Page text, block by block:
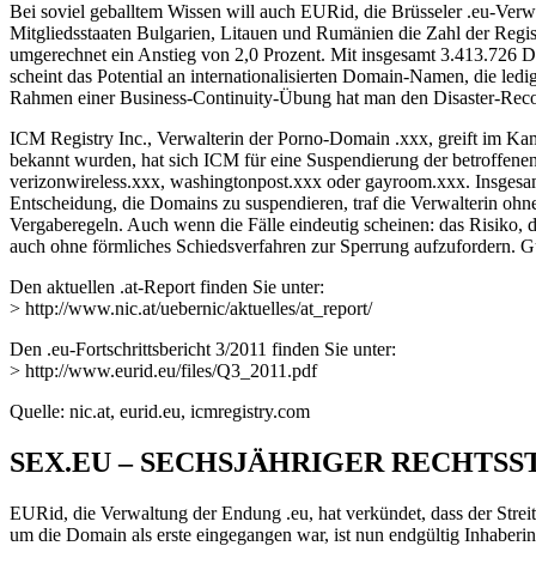
Bei soviel geballtem Wissen will auch EURid, die Brüsseler .eu-
Mitgliedsstaaten Bulgarien, Litauen und Rumänien die Zahl der
umgerechnet ein Anstieg von 2,0 Prozent. Mit insgesamt 3.413.726
scheint das Potential an internationalisierten Domain-Namen, die
Rahmen einer Business-Continuity-Übung hat man den Disaster-
ICM Registry Inc., Verwalterin der Porno-Domain .xxx, greift im
bekannt wurden, hat sich ICM für eine Suspendierung der
verizonwireless.xxx, washingtonpost.xxx oder gayroom.xxx.
Entscheidung, die Domains zu suspendieren, traf die Verwalterin
Vergaberegeln. Auch wenn die Fälle eindeutig scheinen: das
auch ohne förmliches Schiedsverfahren zur Sperrung aufzufordern.
Den aktuellen .at-Report finden Sie unter:
> http://www.nic.at/uebernic/aktuelles/at_report/
Den .eu-Fortschrittsbericht 3/2011 finden Sie unter:
> http://www.eurid.eu/files/Q3_2011.pdf
Quelle: nic.at, eurid.eu, icmregistry.com
SEX.EU – SECHSJÄHRIGER
EURid, die Verwaltung der Endung .eu, hat verkündet, dass der
um die Domain als erste eingegangen war, ist nun endgültig